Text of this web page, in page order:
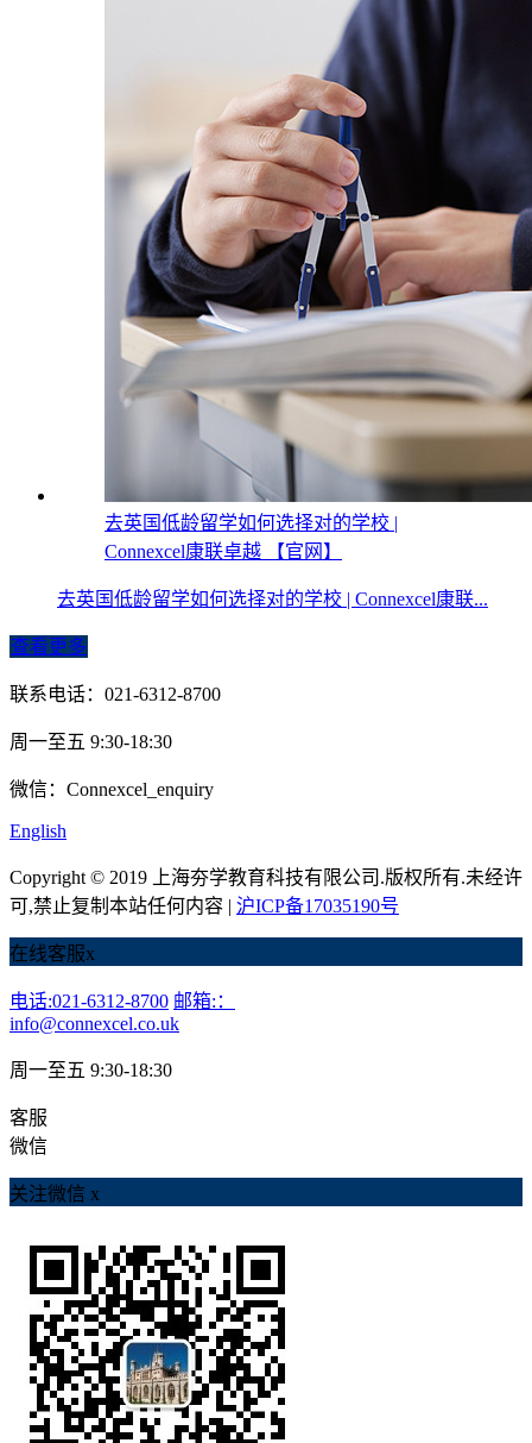
去英国低龄留学如何选择对的学校 |
Connexcel康联卓越 【官网】
去英国低龄留学如何选择对的学校 | Connexcel康联...
查看更多
联系电话：021-6312-8700
周一至五 9:30-18:30
微信：Connexcel_enquiry
English
Copyright © 2019 上海夯学教育科技有限公司.版权所有.未经许
可,禁止复制本站任何内容 | 沪ICP备17035190号
在线客服x
电话:021-6312-8700 邮箱:：
info@connexcel.co.uk
周一至五 9:30-18:30
客服
微信
关注微信 x